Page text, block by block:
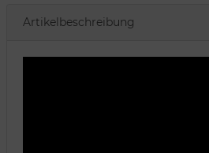
Artikelbeschreibung